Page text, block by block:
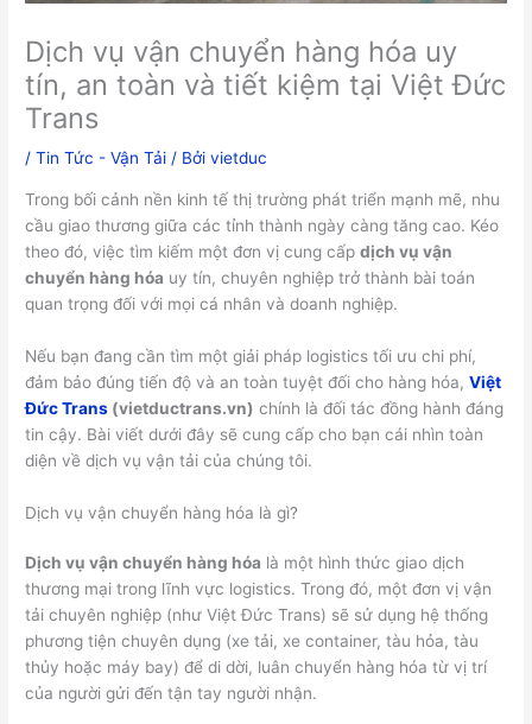
Dịch vụ vận chuyển hàng hóa uy
tín, an toàn và tiết kiệm tại Việt Đức
Trans
/Tin Tức - Vận Tải / Bởivietduc
Trong bối cảnh nền kinh tế thị trường phát triển mạnh mẽ, nhu
cầu giao thương giữa các tỉnh thành ngày càng tăng cao. Kéo
theo đó, việc tìm kiếm một đơn vị cung cấpdịch vụ vận
chuyển hàng hóa uy tín, chuyên nghiệp trở thành bài toán
quan trọng đối với mọi cá nhân và doanh nghiệp.
Nếu bạn đang cần tìm một giải pháp logistics tối ưu chi phí,
đảm bảo đúng tiến độ và an toàn tuyệt đối cho hàng hóa,Việt
Đức Trans (vietductrans.vn) chính là đối tác đồng hành đáng
tin cậy. Bài viết dưới đây sẽ cung cấp cho bạn cái nhìn toàn
diện về dịch vụ vận tải của chúng tôi.
Dịch vụ vận chuyển hàng hóa là gì?
Dịch vụ vận chuyển hàng hóa là một hình thức giao dịch
thương mại trong lĩnh vực logistics. Trong đó, một đơn vị vận
tải chuyên nghiệp (như Việt Đức Trans) sẽ sử dụng hệ thống
phương tiện chuyên dụng (xe tải, xe container, tàu hỏa, tàu
thủy hoặc máy bay) để di dời, luân chuyển hàng hóa từ vị trí
của người gửi đến tận tay người nhận.